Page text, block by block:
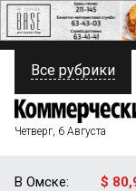
ПОЛИТИКА
ФИНАНСЫ
Все рубрики
Четверг, 6 Августа
В Омске: $